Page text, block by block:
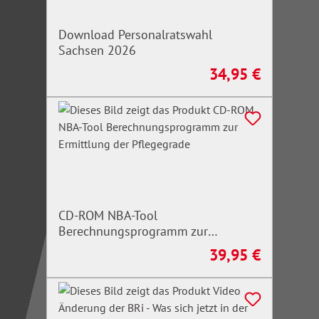
Download Personalratswahl
Sachsen 2026
Regulärer Preis:
34,95 €
CD-ROM NBA-Tool
Berechnungsprogramm zur
Regulärer Preis:
39,95 €